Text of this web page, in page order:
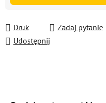
Druk Zadaj pytanie
Udostępnij